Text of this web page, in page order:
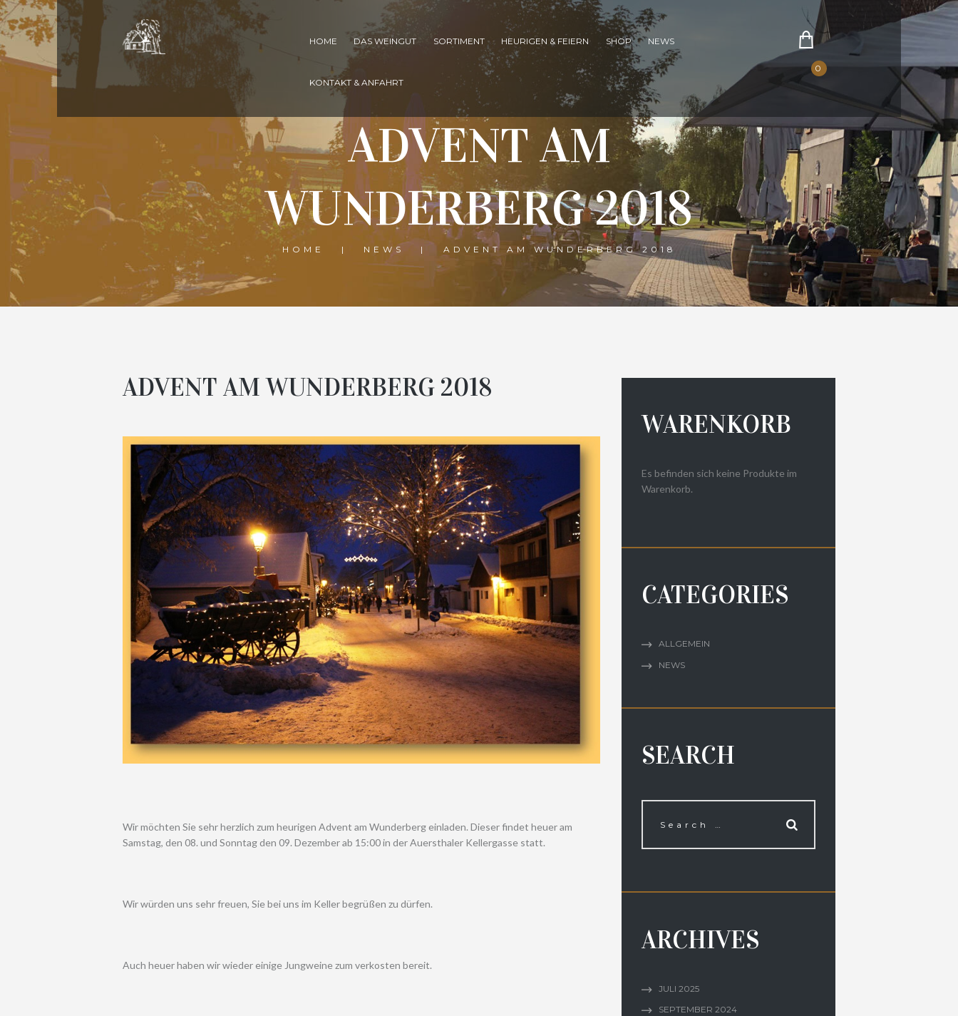
HOME DAS WEINGUT SORTIMENT HEURIGEN & FEIERN SHOP NEWS
KONTAKT & ANFAHRT
0
ADVENT AM
WUNDERBERG 2018
HOME NEWS ADVENT AM WUNDERBERG 2018
ADVENT AM WUNDERBERG 2018
Wir möchten Sie sehr herzlich zum heurigen Advent am Wunderberg einladen. Dieser findet heuer am
Samstag, den 08. und Sonntag den 09. Dezember ab 15:00 in der Auersthaler Kellergasse statt.
Wir würden uns sehr freuen, Sie bei uns im Keller begrüßen zu dürfen.
Auch heuer haben wir wieder einige Jungweine zum verkosten bereit.
WARENKORB
Es befinden sich keine Produkte im
Warenkorb.
CATEGORIES
ALLGEMEIN
NEWS
SEARCH
ARCHIVES
JULI 2025
SEPTEMBER 2024